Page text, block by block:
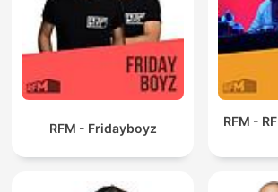
RFM - Fridayboyz
RFM -